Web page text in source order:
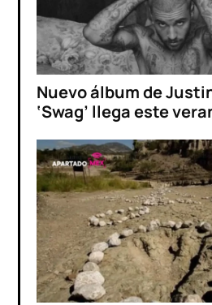
Nuevo álbum de
‘Swag’ llega este